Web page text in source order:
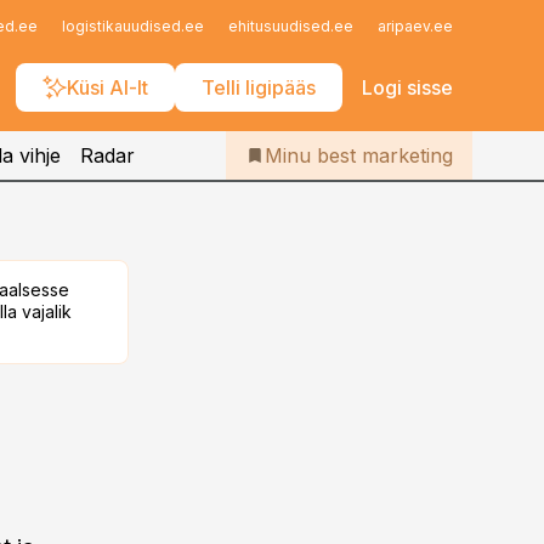
logistikauudised.ee ehitusuudised.ee aripaev.ee
Küsi AI-lt Telli ligipääs Logi sisse
Iseteenindus
Telli Bestmarketing
vihje Radar Minu best marketing
vajalik